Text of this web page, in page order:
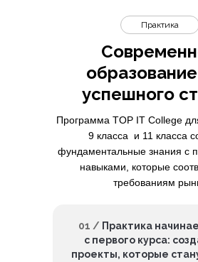
успешного
Практика
Программа TOP IT College
9 класса и 11 класса
фундаментальные знания с
навыками, которые
требованиям
01 / Практика
с первого курса:
проекты, которые